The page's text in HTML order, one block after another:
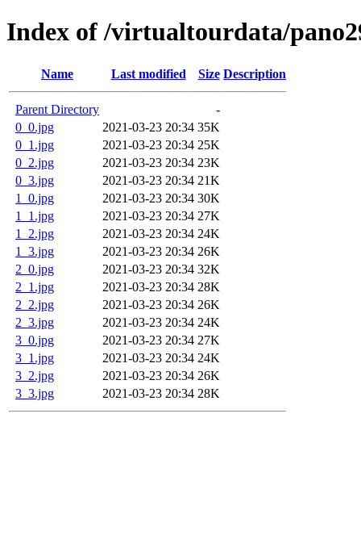
Index of /virtualtourdata/
Name Last modified Size Description
Parent Directory
-
0_0.jpg
2021-03-23 20:34 35K
0_1.jpg
2021-03-23 20:34 25K
0_2.jpg
2021-03-23 20:34 23K
0_3.jpg
2021-03-23 20:34 21K
1_0.jpg
2021-03-23 20:34 30K
1_1.jpg
2021-03-23 20:34 27K
1_2.jpg
2021-03-23 20:34 24K
1_3.jpg
2021-03-23 20:34 26K
2_0.jpg
2021-03-23 20:34 32K
2_1.jpg
2021-03-23 20:34 28K
2_2.jpg
2021-03-23 20:34 26K
2_3.jpg
2021-03-23 20:34 24K
3_0.jpg
2021-03-23 20:34 27K
3_1.jpg
2021-03-23 20:34 24K
3_2.jpg
2021-03-23 20:34 26K
3_3.jpg
2021-03-23 20:34 28K